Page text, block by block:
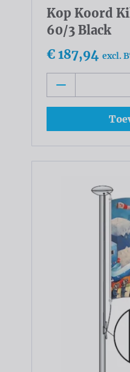
Kop Koord
60/3 Black
€ 187,94 excl.